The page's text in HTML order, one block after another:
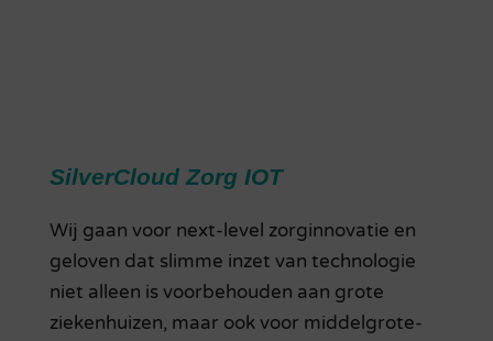
SilverCloud Zorg IOT
Wij gaan voor next-level zorginnovatie en
geloven dat slimme inzet van technologie
niet alleen is voorbehouden aan grote
ziekenhuizen, maar ook voor middelgrote-